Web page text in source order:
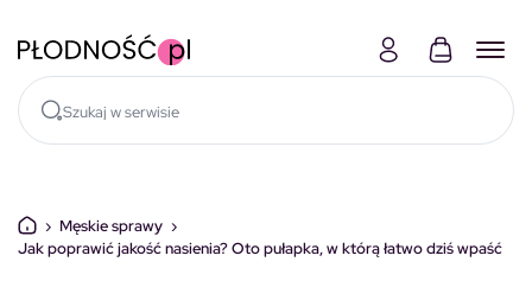
› Męskie sprawy ›
Jak poprawić jakość nasienia? Oto pułapka, w którą łatwo dziś wpaść